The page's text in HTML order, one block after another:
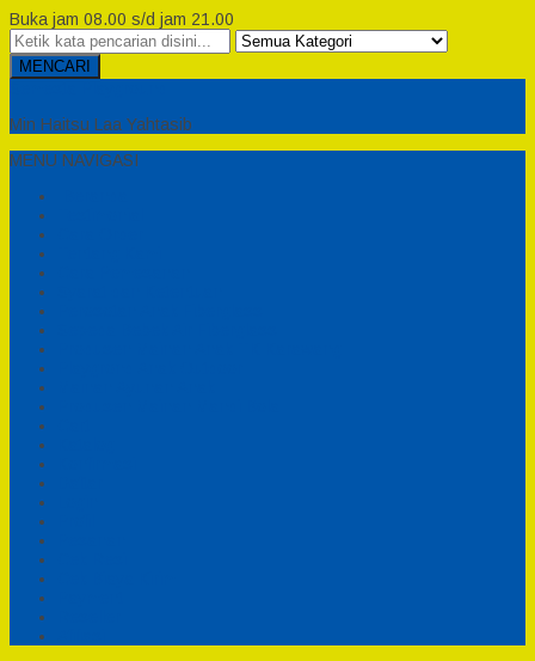
Buka jam 08.00 s/d jam 21.00
MENCARI
Min Haitsu Laa Yahtasib
MENU NAVIGASI